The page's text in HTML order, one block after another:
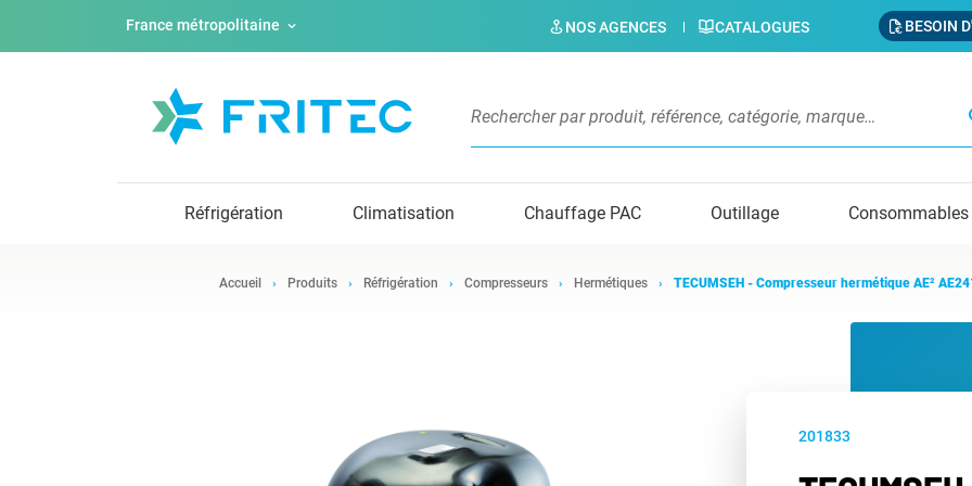
France métropolitaine NOS AGENCES CATALOGUES BESOIN
Réfrigération Climatisation Chauffage PAC Outillage Consommables
Accueil Produits Réfrigération Compresseurs Hermétiques TECUMSEH - Compresseur hermétique AE²
201833